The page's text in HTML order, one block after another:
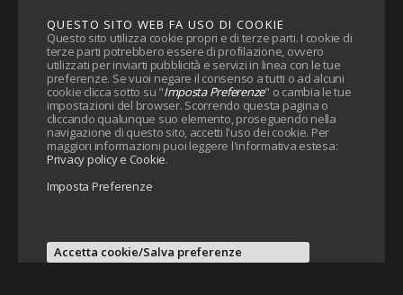
QUESTO SITO WEB FA USO DI COOKIE
Questo sito utilizza cookie propri e di terze parti. I cookie di
terze parti potrebbero essere di profilazione, ovvero
utilizzati per inviarti pubblicità e servizi in linea con le tue
preferenze. Se vuoi negare il consenso a tutti o ad alcuni
cookie clicca sotto su "Imposta Preferenze" o cambia le tue
impostazioni del browser. Scorrendo questa pagina o
cliccando qualunque suo elemento, proseguendo nella
navigazione di questo sito, accetti l'uso dei cookie. Per
maggiori informazioni puoi leggere l'informativa estesa:
Privacy policy e Cookie.
Imposta Preferenze
Accetta cookie/Salva preferenze